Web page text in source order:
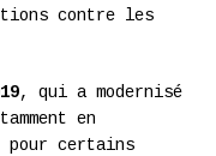
contre les
, qui a modernisé
en
certains